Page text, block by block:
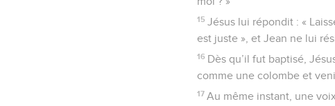
15 Jésus lui répondit : «
est juste », et Jean ne lui
16 Dès qu’il fut baptisé,
comme une colombe et
17 Au même instant, une